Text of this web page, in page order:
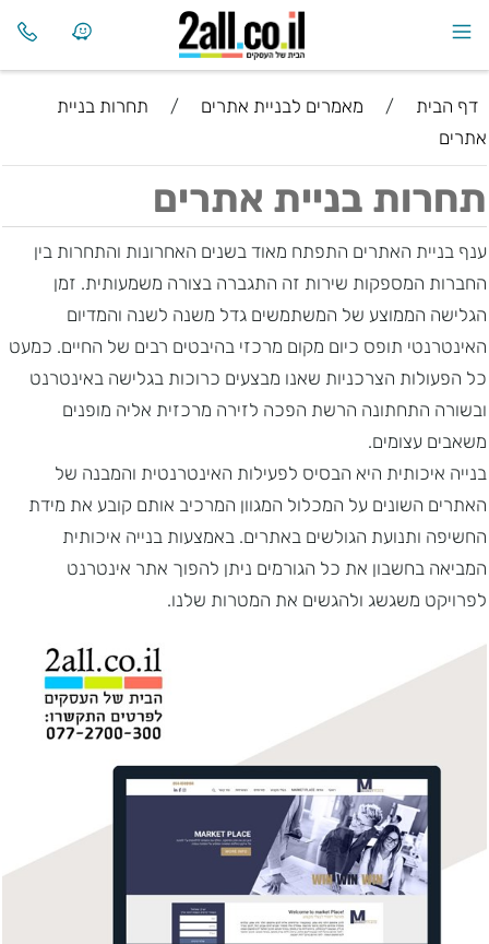
דף הבית / מאמרים לבניית אתרים /
תחרות בניית
אתרים
תחרות בניית אתרים
ענף בניית האתרים התפתח מאוד בשנים האחרונות והתחרות בין
החברות המספקות שירות זה התגברה בצורה משמעותית. זמן
הגלישה הממוצע של המשתמשים גדל משנה לשנה והמדיום
האינטרנטי תופס כיום מקום מרכזי בהיבטים רבים של החיים. כמעט
כל הפעולות הצרכניות שאנו מבצעים כרוכות בגלישה באינטרנט
ובשורה התחתונה הרשת הפכה לזירה מרכזית אליה מופנים
משאבים עצומים.
בנייה איכותית היא הבסיס לפעילות האינטרנטית והמבנה של
האתרים השונים על המכלול המגוון המרכיב אותם קובע את מידת
החשיפה ותנועת הגולשים באתרים. באמצעות בנייה איכותית
המביאה בחשבון את כל הגורמים ניתן להפוך אתר אינטרנט
לפרויקט משגשג ולהגשים את המטרות שלנו.